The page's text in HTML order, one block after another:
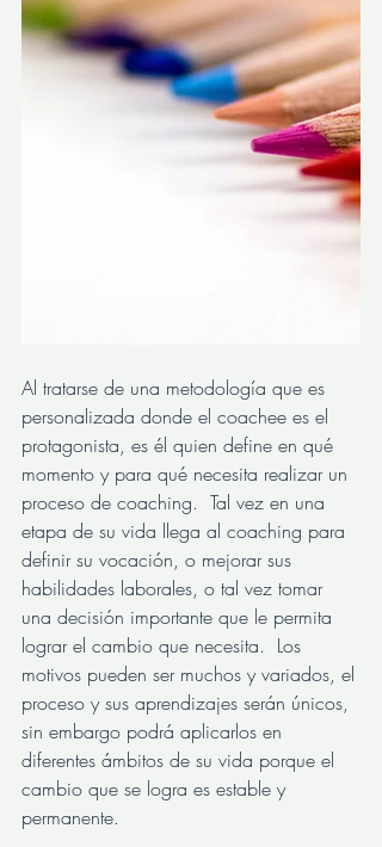
Al tratarse de una metodología que es
personalizada donde el coachee es el
protagonista, es él quien define en qué
momento y para qué necesita realizar un
proceso de coaching.  Tal vez en una
etapa de su vida llega al coaching para
definir su vocación, o mejorar sus
habilidades laborales, o tal vez tomar
una decisión importante que le permita
lograr el cambio que necesita.  Los
motivos pueden ser muchos y variados, el
proceso y sus aprendizajes serán únicos,
sin embargo podrá aplicarlos en
diferentes ámbitos de su vida porque el
cambio que se logra es estable y
permanente.